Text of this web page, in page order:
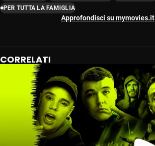
PER TUTTA LA FAMIGLIA
Approfondisci su mymovies.it
CORRELATI